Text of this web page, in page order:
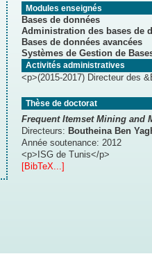
Modules enseignés
Bases de données
Administration des bases de
Bases de données avancées
Systèmes de Gestion de
Activités administratives
<p>(2015-2017) Directeur des
Thèse de doctorat
Frequent Itemset Mining and
Directeurs: Boutheina Ben
Année soutenance: 2012
<p>ISG de Tunis</p>
[BibTeX...]